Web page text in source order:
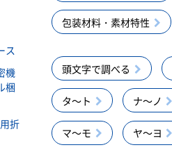
包装材料・素材特性
頭文字で調べる
タ～ト ナ～ノ
マ～モ ヤ～ヨ
ス
機
梱
折